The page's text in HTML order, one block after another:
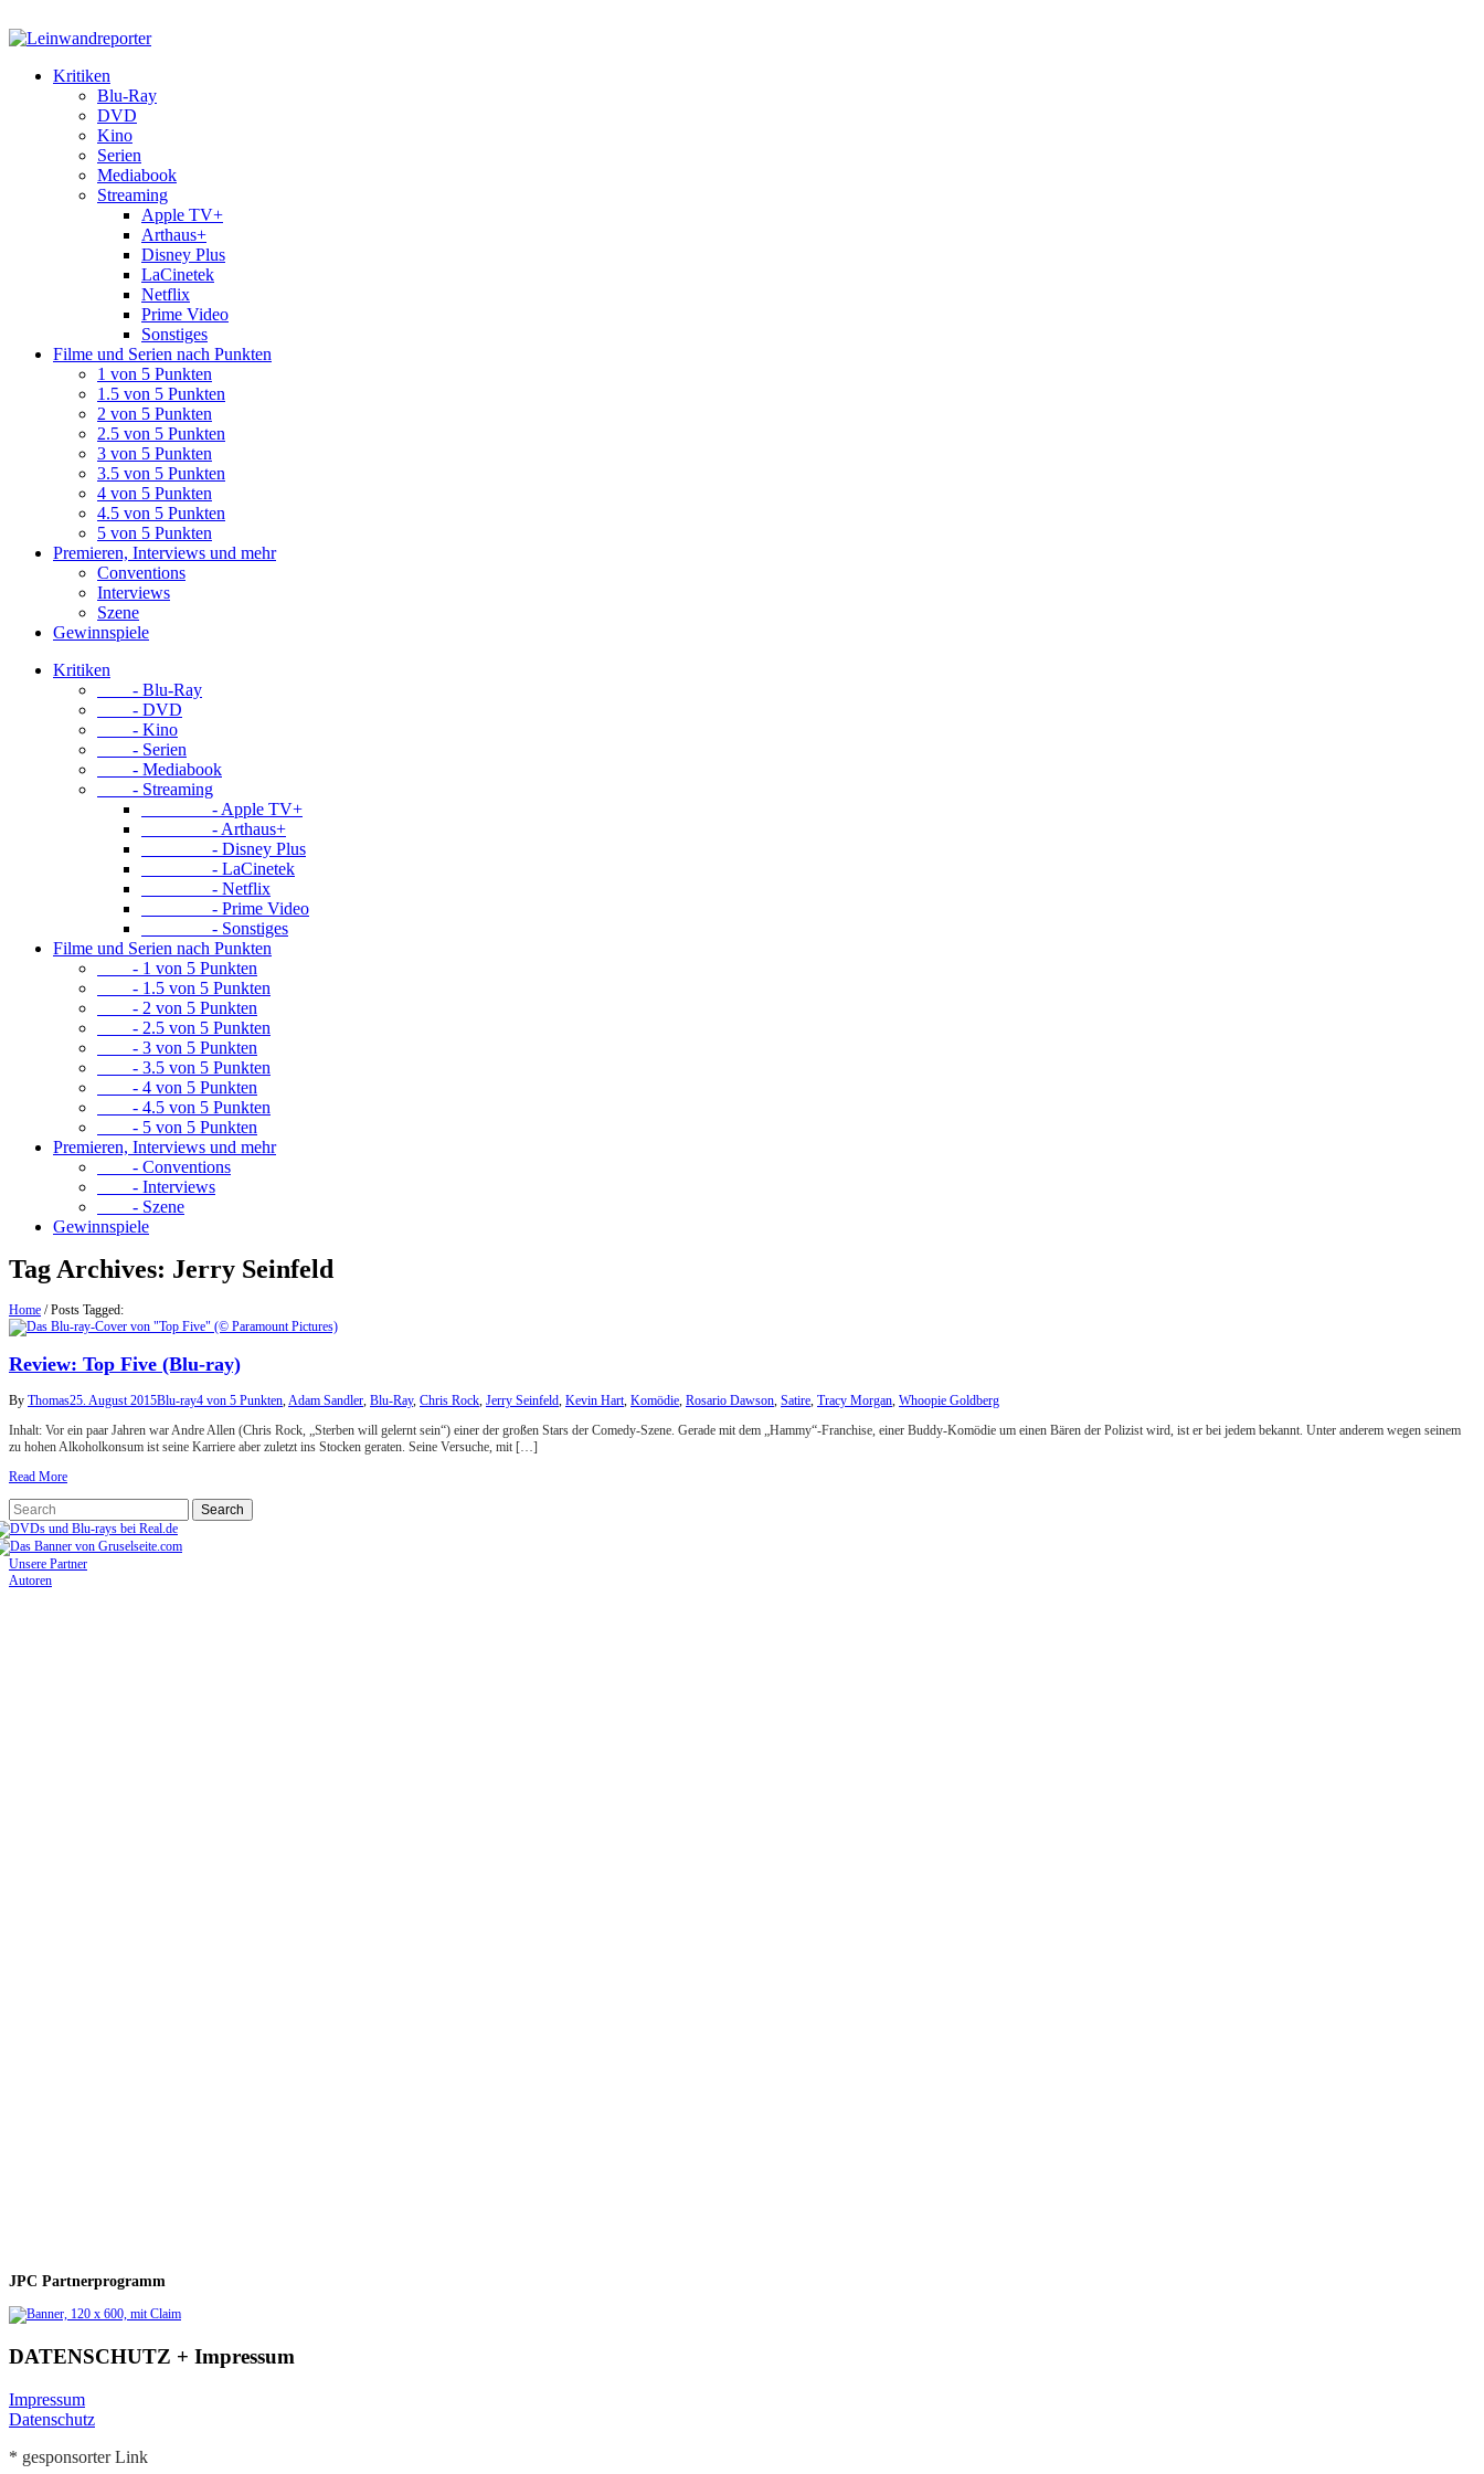
Kritiken
Blu-Ray
DVD
Kino
Serien
Mediabook
Streaming
Apple TV+
Arthaus+
Disney Plus
LaCinetek
Netflix
Prime Video
Sonstiges
Filme und Serien nach Punkten
1 von 5 Punkten
1.5 von 5 Punkten
2 von 5 Punkten
2.5 von 5 Punkten
3 von 5 Punkten
3.5 von 5 Punkten
4 von 5 Punkten
4.5 von 5 Punkten
5 von 5 Punkten
Premieren, Interviews und mehr
Conventions
Interviews
Szene
Gewinnspiele
Kritiken
- Blu-Ray
- DVD
- Kino
- Serien
- Mediabook
- Streaming
- Apple TV+
- Arthaus+
- Disney Plus
- LaCinetek
- Netflix
- Prime Video
- Sonstiges
Filme und Serien nach Punkten
- 1 von 5 Punkten
- 1.5 von 5 Punkten
- 2 von 5 Punkten
- 2.5 von 5 Punkten
- 3 von 5 Punkten
- 3.5 von 5 Punkten
- 4 von 5 Punkten
- 4.5 von 5 Punkten
- 5 von 5 Punkten
Premieren, Interviews und mehr
- Conventions
- Interviews
- Szene
Gewinnspiele
Tag Archives: Jerry Seinfeld
Home /Posts Tagged:
Review: Top Five (Blu-ray)
By Thomas25. August 2015Blu-ray4 von 5 Punkten,Adam Sandler, Blu-Ray, Chris Rock, Jerry Seinfeld, Kevin Hart, Komödie, Rosario Dawson, Satire, Tracy Morgan, Whoopie Goldberg
Inhalt: Vor ein paar Jahren war Andre Allen (Chris Rock, „Sterben will gelernt sein“) einer der großen Stars der Comedy-Szene. Gerade mit dem „Hammy“-Franchise, einer Buddy-Komödie um einen Bären der Polizist wird, ist er bei jedem bekannt. Unter anderem wegen seinem
zu hohen Alkoholkonsum ist seine Karriere aber zuletzt ins Stocken geraten. Seine Versuche, mit […]
Read More
Unsere Partner
Autoren
JPC Partnerprogramm
DATENSCHUTZ + Impressum
Impressum
Datenschutz
* gesponsorter Link